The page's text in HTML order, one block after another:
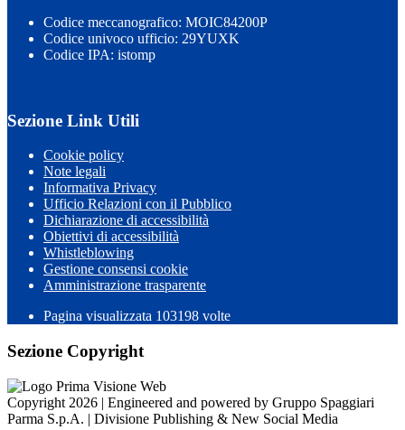
Codice meccanografico: MOIC84200P
Codice univoco ufficio: 29YUXK
Codice IPA: istomp
Sezione Link Utili
Cookie policy
Note legali
Informativa Privacy
Ufficio Relazioni con il Pubblico
Dichiarazione di accessibilità
Obiettivi di accessibilità
Whistleblowing
Gestione consensi cookie
Amministrazione trasparente
Pagina visualizzata 103198 volte
Sezione Copyright
Copyright 2026 | Engineered and powered by Gruppo Spaggiari
Parma S.p.A. | Divisione Publishing & New Social Media